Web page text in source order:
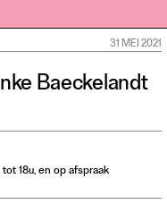
31 MEI 2021
Baeckelandt
18u, en op afspraak